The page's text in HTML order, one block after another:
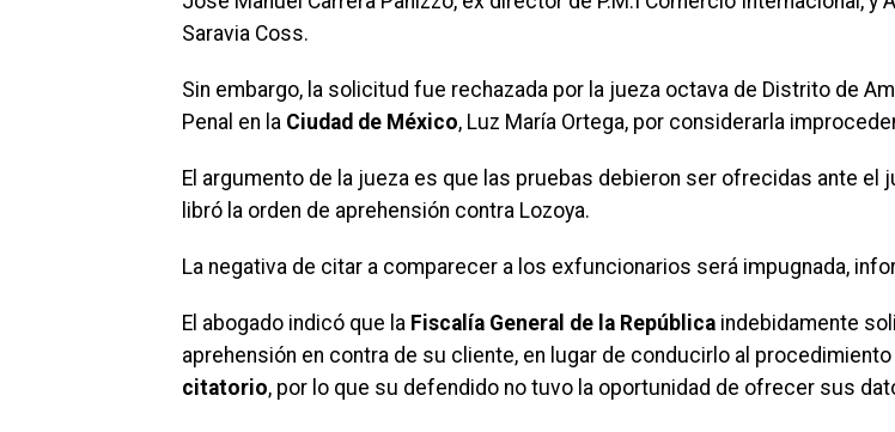
Saravia Coss.
Sin embargo, la solicitud fue rechazada por la jueza octava de Distrito de
Penal en la Ciudad de México, Luz María Ortega, por considerarla
El argumento de la jueza es que las pruebas debieron ser ofrecidas ante el
libró la orden de aprehensión contra Lozoya.
La negativa de citar a comparecer a los exfuncionarios será impugnada,
El abogado indicó que la Fiscalía General de la República indebidamente
aprehensión en contra de su cliente, en lugar de conducirlo al
citatorio, por lo que su defendido no tuvo la oportunidad de ofrecer sus